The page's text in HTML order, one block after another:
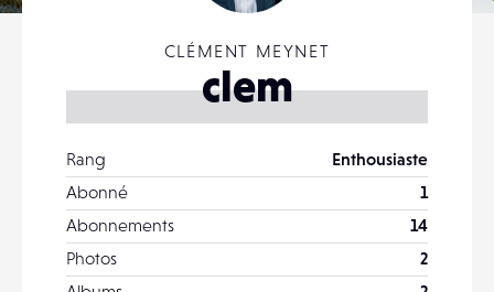
CLÉMENT MEYNET
clem
Rang
Enthousiaste
Abonné
1
Abonnements
14
Photos
2